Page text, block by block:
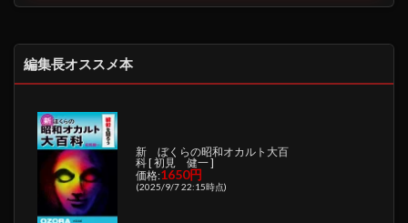
編集長オススメ本
新 ぼくらの昭和オカルト大百
科 [ 初見 健一 ]
価格:1650円
(2025/9/7 22:15時点)